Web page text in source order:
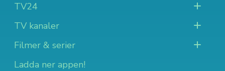
TV24
TV kanaler
Filmer & serier
Ladda ner appen!